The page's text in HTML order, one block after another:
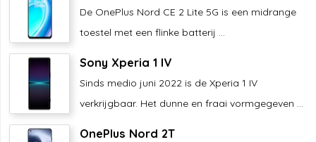
De OnePlus Nord CE 2 Lite 5G is een midrange
toestel met een flinke batterij ...
Sony Xperia 1 IV
Sinds medio juni 2022 is de Xperia 1 IV
verkrijgbaar. Het dunne en fraai vormgegeven ...
OnePlus Nord 2T